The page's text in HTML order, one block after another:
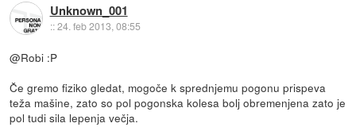
Unknown_001
::24. feb 2013, 08:55
@Robi :P
Če gremo fiziko gledat, mogoče k sprednjemu pogonu prispeva
teža mašine, zato so pol pogonska kolesa bolj obremenjena zato je
pol tudi sila lepenja večja.